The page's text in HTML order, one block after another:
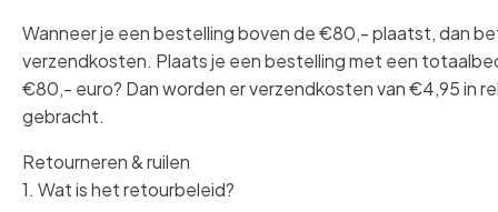
Wanneer je een bestelling boven de €80,- plaatst, dan
verzendkosten. Plaats je een bestelling met een
€80,- euro? Dan worden er verzendkosten van €4,95 in
gebracht.
Retourneren & ruilen
1. Wat is het retourbeleid?